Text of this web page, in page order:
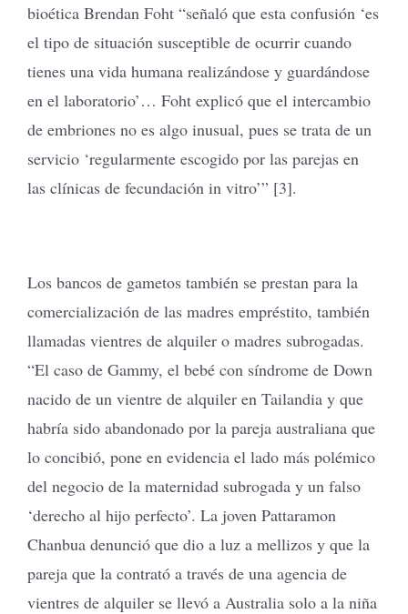
bioética Brendan Foht “señaló que esta confusión ‘es
el tipo de situación susceptible de ocurrir cuando
tienes una vida humana realizándose y guardándose
en el laboratorio’… Foht explicó que el intercambio
de embriones no es algo inusual, pues se trata de un
servicio ‘regularmente escogido por las parejas en
las clínicas de fecundación in vitro’” [3].
Los bancos de gametos también se prestan para la
comercialización de las madres empréstito, también
llamadas vientres de alquiler o madres subrogadas.
“El caso de Gammy, el bebé con síndrome de Down
nacido de un vientre de alquiler en Tailandia y que
habría sido abandonado por la pareja australiana que
lo concibió, pone en evidencia el lado más polémico
del negocio de la maternidad subrogada y un falso
‘derecho al hijo perfecto’. La joven Pattaramon
Chanbua denunció que dio a luz a mellizos y que la
pareja que la contrató a través de una agencia de
vientres de alquiler se llevó a Australia solo a la niña